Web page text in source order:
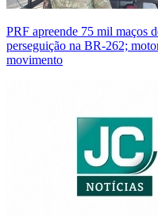
PRF apreende 75 mil maços
perseguição na BR-262;
movimento